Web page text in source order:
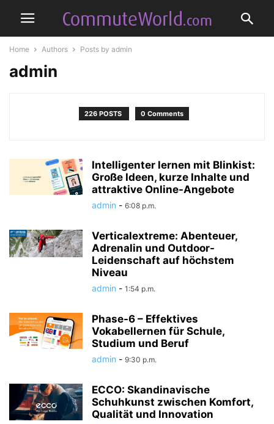
Home Authors Posts by admin
admin
226 POSTS 0 Comments
Intelligenter lernen mit Blinkist:
Große Ideen, kurze Inhalte und
attraktive Online-Angebote
admin - 6:08 p.m.
Verticalextreme: Abenteuer,
Adrenalin und Outdoor-
Leidenschaft auf höchstem
Niveau
admin - 1:54 p.m.
Phase-6 – Effektives
Vokabellernen für Schule,
Studium und Beruf
admin - 9:30 p.m.
ECCO: Skandinavische
Schuhkunst zwischen Komfort,
Qualität und Innovation